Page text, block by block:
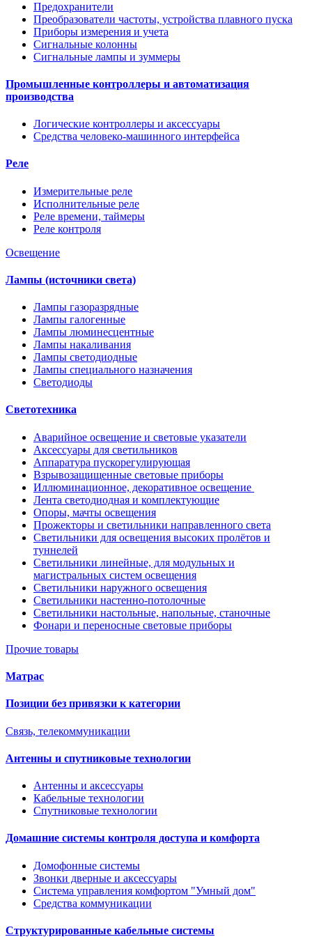
Предохранители
Преобразователи частоты, устройства плавного пуска
Приборы измерения и учета
Сигнальные колонны
Сигнальные лампы и зуммеры
Промышленные контроллеры и автоматизация
производства
Логические контроллеры и аксессуары
Средства человеко-машинного интерфейса
Реле
Измерительные реле
Исполнительные реле
Реле времени, таймеры
Реле контроля
Освещение
Лампы (источники света)
Лампы газоразрядные
Лампы галогенные
Лампы люминесцентные
Лампы накаливания
Лампы светодиодные
Лампы специального назначения
Светодиоды
Светотехника
Аварийное освещение и световые указатели
Аксессуары для светильников
Аппаратура пускорегулирующая
Взрывозащищенные световые приборы
Иллюминационное, декоративное освещение
Лента светодиодная и комплектующие
Опоры, мачты освещения
Прожекторы и светильники направленного света
Светильники для освещения высоких пролётов и
туннелей
Светильники линейные, для модульных и
магистральных систем освещения
Светильники наружного освещения
Светильники настенно-потолочные
Светильники настольные, напольные, станочные
Фонари и переносные световые приборы
Прочие товары
Матрас
Позиции без привязки к категории
Связь, телекоммуникации
Антенны и спутниковые технологии
Антенны и аксессуары
Кабельные технологии
Спутниковые технологии
Домашние системы контроля доступа и комфорта
Домофонные системы
Звонки дверные и аксессуары
Система управления комфортом "Умный дом"
Средства коммуникации
Структурированные кабельные системы